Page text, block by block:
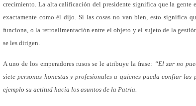
crecimiento. La alta calificación del presidente significa que la gente
exactamente como él dijo. Si las cosas no van bien, esto significa
funciona, o la retroalimentación entre el objeto y el sujeto de la
se les dirigen.
A uno de los emperadores rusos se le atribuye la frase: “El zar no
siete personas honestas y profesionales a quienes pueda confiar
ejemplo su actitud hacia los asuntos de la Patria.